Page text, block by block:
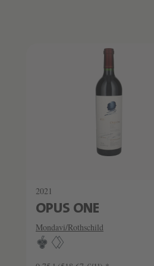
SCHATZKAMMER
2021
OPUS ONE
Mondavi/Rothschild